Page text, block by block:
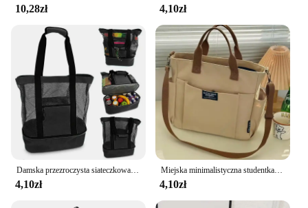
10,28zł 4,10zł
Damska przezroczysta siateczkowa torba o dużej pojemności Dwuwarstwowa ochrona termiczna Duże torby plażowe na piknik Tote Office Lunch Snacks Bag
4,10zł
Miejska minimalistyczna studentka o dużej pojemności dojazdy do pracy poziome płótno jedno ramię przekątna krzyż przenośna torba z grubej bawełny
4,10zł